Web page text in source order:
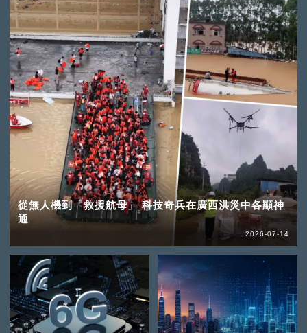
從無人機到「救援航母」 科技奇兵在廣西洪災中各顯神
通
2026-07-14